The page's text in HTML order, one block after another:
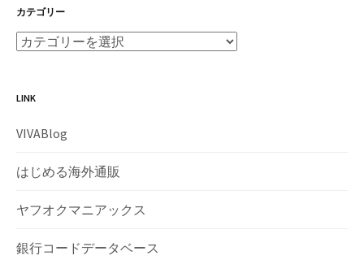
カテゴリー
LINK
VIVABlog
はじめる海外通販
ヤフオクマニアックス
銀行コードデータベース